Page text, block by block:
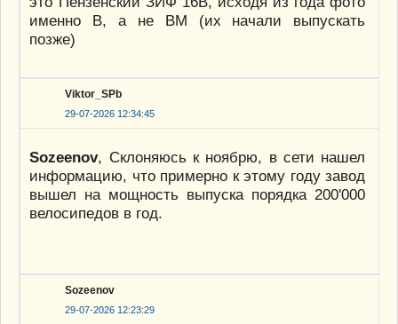
именно В, а не ВМ (их начали выпускать
позже)
Viktor_SPb
29-07-2026 12:34:45
Sozeenov, Склоняюсь к ноябрю, в сети нашел
информацию, что примерно к этому году завод
вышел на мощность выпуска порядка 200'000
велосипедов в год.
Sozeenov
29-07-2026 12:23:29